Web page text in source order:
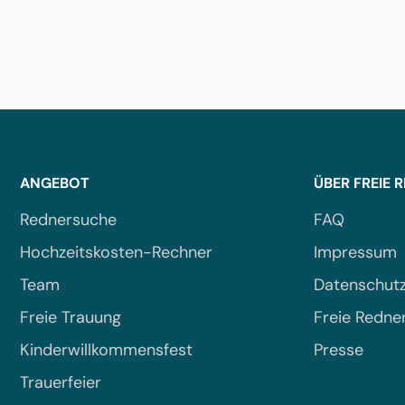
ANGEBOT
Rednersuche
Hochzeitskosten-Rechner
Team
Freie Trauung
Kinderwillkommensfest
Trauerfeier
ÜBER FREIE
FAQ
Impressum
Freie
Presse